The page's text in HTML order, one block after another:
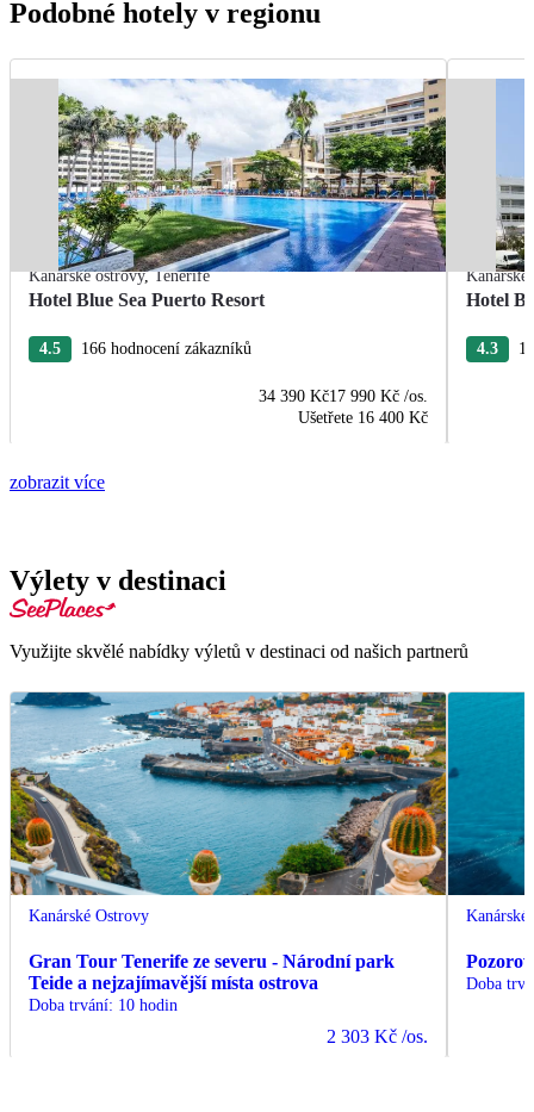
Podobné hotely v regionu
Kanárské ostrovy,Tenerife
Hotel Blue Sea Puerto Resort
4.5 166 hodnocení zákazníků
34 390 Kč17 990 Kč /os.
Ušetřete 16 400 Kč
Kanárské
Hotel
4.3
zobrazit více
Výlety v destinaci
Využijte skvělé nabídky výletů v destinaci od našich partnerů
Kanárské Ostrovy
Gran Tour Tenerife ze severu - Národní park
Teide a nejzajímavější místa ostrova
Doba trvání: 10 hodin
2 303 Kč /os.
Doba